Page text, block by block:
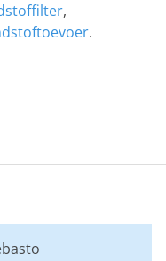
,
.